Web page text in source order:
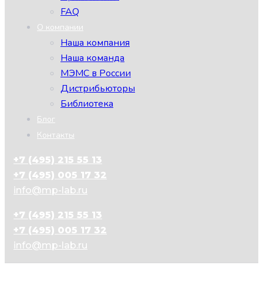
FAQ
О компании
Наша компания
Наша команда
МЭМС в России
Дистрибьюторы
Библиотека
Блог
Контакты
+7 (495) 215 55 13
+7 (495) 005 17 32
info@mp-lab.ru
+7 (495) 215 55 13
+7 (495) 005 17 32
info@mp-lab.ru